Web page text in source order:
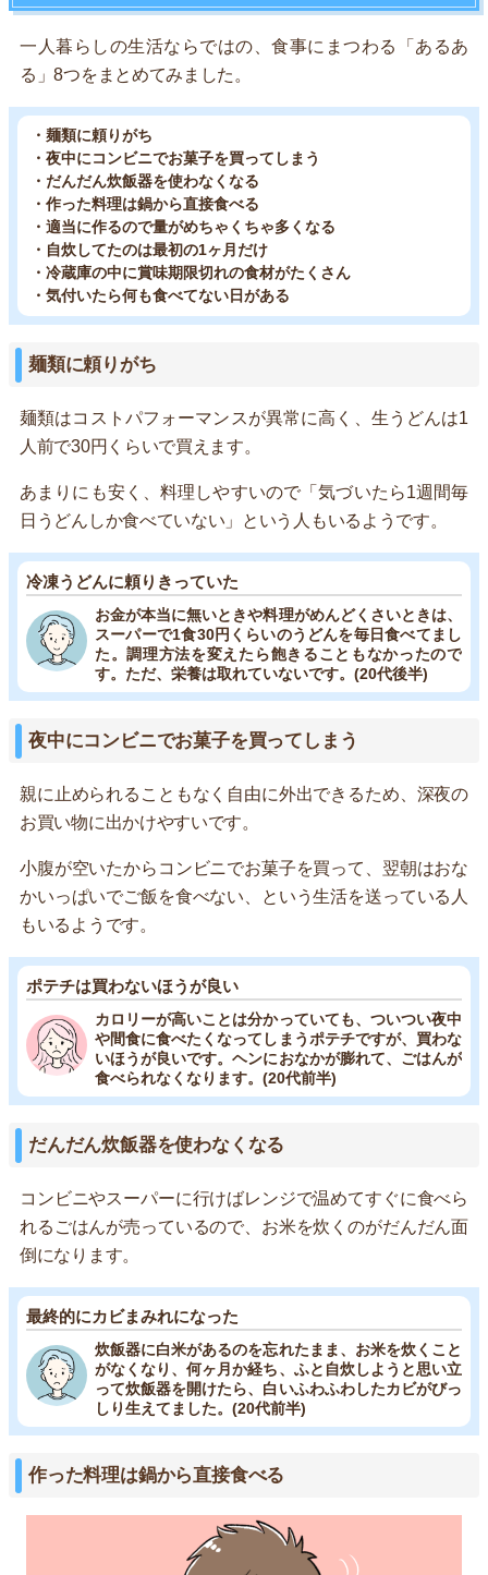
一人暮らしの生活ならではの、食事にまつわる「あるあ
る」8つをまとめてみました。
・麺類に頼りがち
・夜中にコンビニでお菓子を買ってしまう
・だんだん炊飯器を使わなくなる
・作った料理は鍋から直接食べる
・適当に作るので量がめちゃくちゃ多くなる
・自炊してたのは最初の1ヶ月だけ
・冷蔵庫の中に賞味期限切れの食材がたくさん
・気付いたら何も食べてない日がある
麺類に頼りがち
麺類はコストパフォーマンスが異常に高く、生うどんは1
人前で30円くらいで買えます。
あまりにも安く、料理しやすいので「気づいたら1週間毎
日うどんしか食べていない」という人もいるようです。
冷凍うどんに頼りきっていた
お金が本当に無いときや料理がめんどくさいときは、
スーパーで1食30円くらいのうどんを毎日食べてまし
た。調理方法を変えたら飽きることもなかったので
す。ただ、栄養は取れていないです。(20代後半)
夜中にコンビニでお菓子を買ってしまう
親に止められることもなく自由に外出できるため、深夜の
お買い物に出かけやすいです。
小腹が空いたからコンビニでお菓子を買って、翌朝はおな
かいっぱいでご飯を食べない、という生活を送っている人
もいるようです。
ポテチは買わないほうが良い
カロリーが高いことは分かっていても、ついつい夜中
や間食に食べたくなってしまうポテチですが、買わな
いほうが良いです。ヘンにおなかが膨れて、ごはんが
食べられなくなります。(20代前半)
だんだん炊飯器を使わなくなる
コンビニやスーパーに行けばレンジで温めてすぐに食べら
れるごはんが売っているので、お米を炊くのがだんだん面
倒になります。
最終的にカビまみれになった
炊飯器に白米があるのを忘れたまま、お米を炊くこと
がなくなり、何ヶ月か経ち、ふと自炊しようと思い立
って炊飯器を開けたら、白いふわふわしたカビがびっ
しり生えてました。(20代前半)
作った料理は鍋から直接食べる